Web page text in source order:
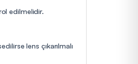
edilmelidir.
lens çıkarılmalı